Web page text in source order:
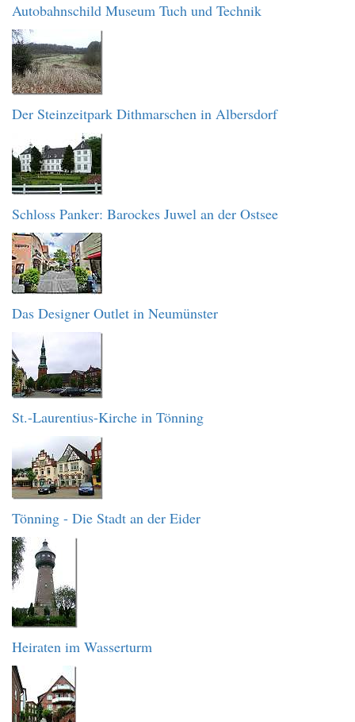
Autobahnschild Museum Tuch und Technik
Der Steinzeitpark Dithmarschen in Albersdorf
Schloss Panker: Barockes Juwel an der Ostsee
Das Designer Outlet in Neumünster
St.-Laurentius-Kirche in Tönning
Tönning - Die Stadt an der Eider
Heiraten im Wasserturm